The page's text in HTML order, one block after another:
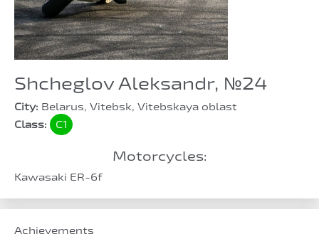
Shcheglov Aleksandr, №24
City: Belarus, Vitebsk, Vitebskaya oblast
Class:
C1
Motorcycles:
Kawasaki ER-6f
Achievements